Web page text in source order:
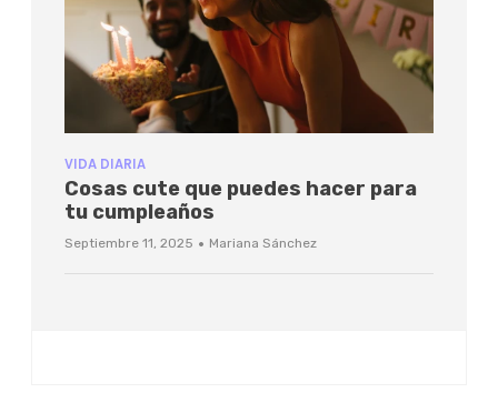
VIDA DIARIA
Cosas cute que puedes hacer para
tu cumpleaños
Septiembre 11, 2025 · Mariana Sánchez